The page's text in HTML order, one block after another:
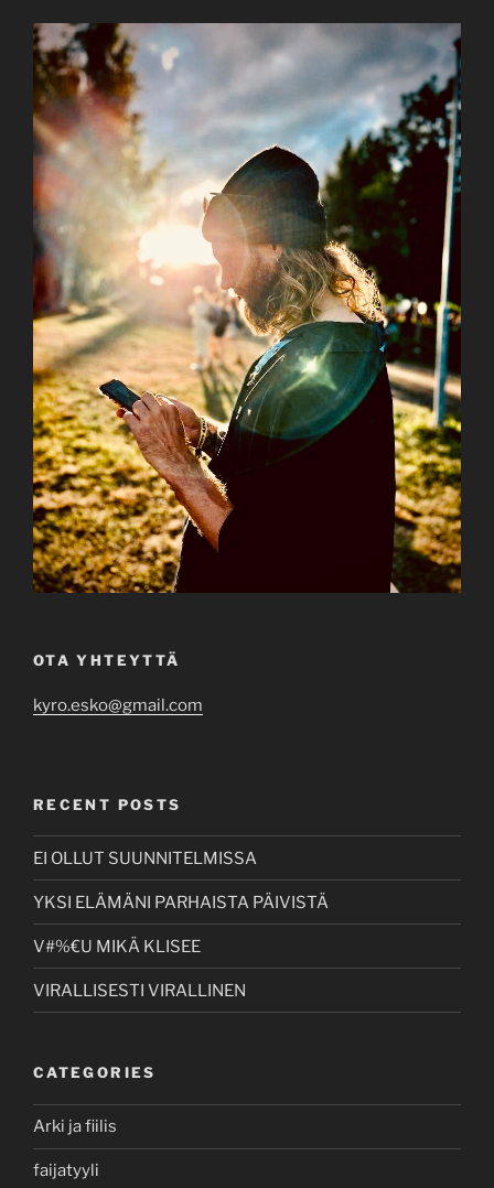
OTA YHTEYTTÄ
kyro.esko@gmail.com
RECENT POSTS
EI OLLUT SUUNNITELMISSA
YKSI ELÄMÄNI PARHAISTA PÄIVISTÄ
V#%€U MIKÄ KLISEE
VIRALLISESTI VIRALLINEN
CATEGORIES
Arki ja fiilis
faijatyyli